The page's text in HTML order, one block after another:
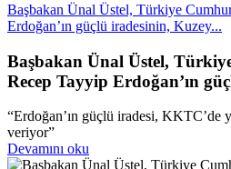
Başbakan Ünal Üstel, Türkiye
Erdoğan’ın güçlü iradesinin, Kuzey...
Başbakan Ünal Üstel,
Recep Tayyip Erdoğan’ın
“Erdoğan’ın güçlü iradesi, KKTC’de
veriyor”
Devamını oku